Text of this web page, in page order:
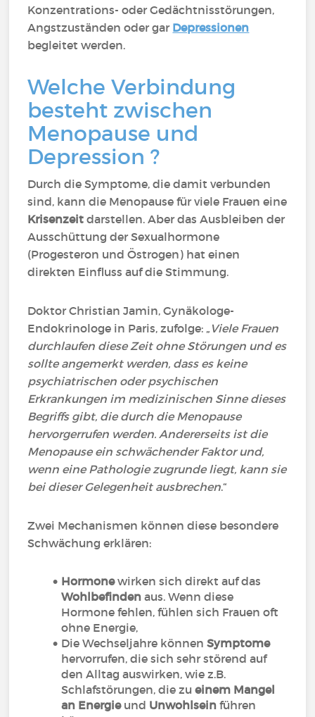
Konzentrations- oder Gedächtnisstörungen,
Angstzuständen oder gar Depressionen
begleitet werden.
Welche Verbindung
besteht zwischen
Menopause und
Depression ?
Durch die Symptome, die damit verbunden
sind, kann die Menopause für viele Frauen eine
Krisenzeit darstellen. Aber das Ausbleiben der
Ausschüttung der Sexualhormone
(Progesteron und Östrogen) hat einen
direkten Einfluss auf die Stimmung.
Doktor Christian Jamin, Gynäkologe-
Endokrinologe in Paris, zufolge: „ Viele Frauen
durchlaufen diese Zeit ohne Störungen und es
sollte angemerkt werden, dass es keine
psychiatrischen oder psychischen
Erkrankungen im medizinischen Sinne dieses
Begriffs gibt, die durch die Menopause
hervorgerrufen werden. Andererseits ist die
Menopause ein schwächender Faktor und,
wenn eine Pathologie zugrunde liegt, kann sie
bei dieser Gelegenheit ausbrechen.“
Zwei Mechanismen können diese besondere
Schwächung erklären:
Hormonewirken sich direkt auf das
Wohlbefinden aus. Wenn diese
Hormone fehlen, fühlen sich Frauen oft
ohne Energie,
Die Wechseljahre können Symptome
hervorrufen, die sich sehr störend auf
den Alltag auswirken, wie z.B.
Schlafstörungen, die zueinem Mangel
an Energieund Unwohlsein führen